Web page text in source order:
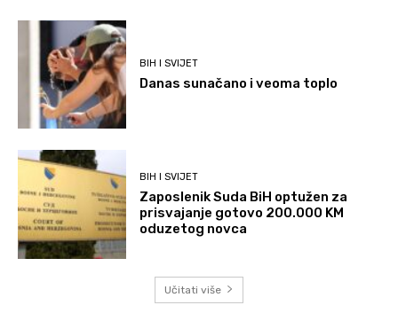
BIH I SVIJET
Danas sunačano i veoma toplo
BIH I SVIJET
Zaposlenik Suda BiH optužen za
prisvajanje gotovo 200.000 KM
oduzetog novca
Učitati više